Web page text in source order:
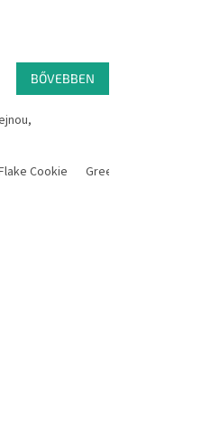
Vio Greenie
Neck Motoroil
BŐVEBBEN
Cookie Green Fire